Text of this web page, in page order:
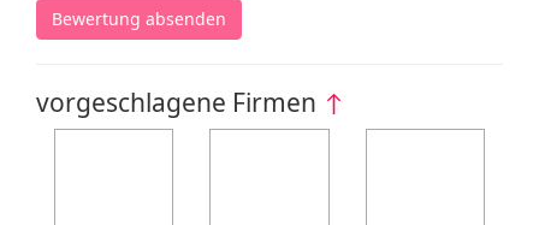
Bewertung absenden
vorgeschlagene Firmen ↑